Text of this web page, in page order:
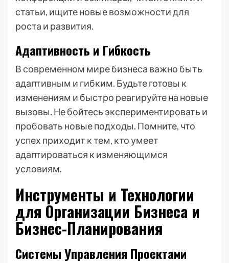
статьи, ищите новые возможности для
роста и развития.
Адаптивность и Гибкость
В современном мире бизнеса важно быть
адаптивным и гибким. Будьте готовы к
изменениям и быстро реагируйте на новые
вызовы. Не бойтесь экспериментировать и
пробовать новые подходы. Помните, что
успех приходит к тем, кто умеет
адаптироваться к изменяющимся
условиям.
Инструменты и Технологии
для Организации Бизнеса и
Бизнес-Планирования
Системы Управления Проектами